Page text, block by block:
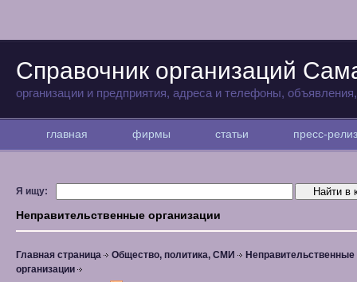
Справочник организаций
организации и предприятия, адреса и телефоны,
главная фирмы статьи пресс-
Я ищу:
Неправительственные организации
Главная страница Общество, политика, СМИ
Неправительственные
организации